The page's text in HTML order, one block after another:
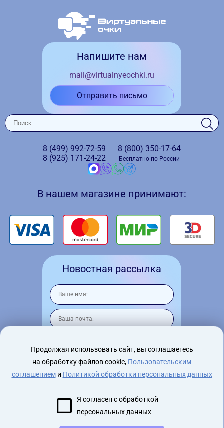
Напишите нам
mail@virtualnyeochki.ru
Отправить письмо
8 (499) 992-72-59
8 (925) 171-24-22
8 (800) 350-17-64
Бесплатно по России
В нашем магазине принимают:
Новостная рассылка
Я согласен на обработку персональных
данных
2015 - 2026 virtualnyeochki.ru
Продолжая использовать сайт, вы соглашаетесь
на обработку файлов cookie, Пользовательским
соглашениеми Политикой обработки персональных данных
Я согласен с обработкой
персональных данных